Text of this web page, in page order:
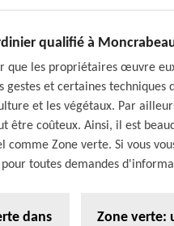
qualifié à
que les propriétaires œuvre
gestes et certaines
et les végétaux. Par
être coûteux. Ainsi, il est
Zone verte. Si vous
toutes demandes
dans
Zone verte: